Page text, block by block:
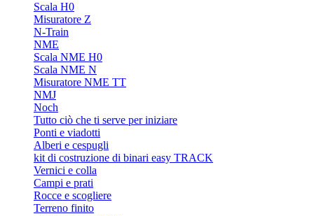
Scala H0
Misuratore Z
N-Train
NME
Scala NME H0
Scala NME N
Misuratore NME TT
NMJ
Noch
Tutto ciò che ti serve per iniziare
Ponti e viadotti
Alberi e cespugli
kit di costruzione di binari easy TRACK
Vernici e colla
Campi e prati
Rocce e scogliere
Terreno finito